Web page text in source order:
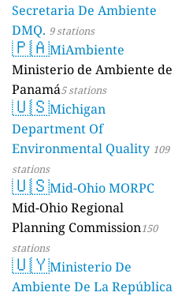
Secretaria De Ambiente
DMQ. 9 stations
🇵🇦MiAmbiente
Ministerio de Ambiente de
Panamá5 stations
🇺🇸Michigan
Department Of
Environmental Quality 109
stations
🇺🇸Mid-Ohio MORPC
Mid-Ohio Regional
Planning Commission150
stations
🇺🇾Ministerio De
Ambiente De La República